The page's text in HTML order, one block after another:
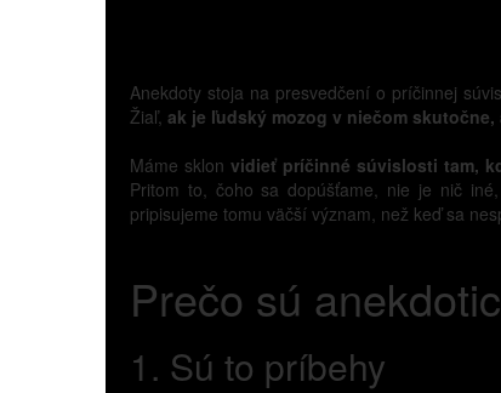
Anekdoty stoja na presvedčení o príčinnej
Žiaľ, ak je ľudský mozog v niečom
Máme sklon vidieť príčinné súvislosti tam,
Pritom to, čoho sa dopúšťame, nie je nič
pripisujeme tomu väčší význam, než keď sa
Prečo sú
1. Sú to príbehy